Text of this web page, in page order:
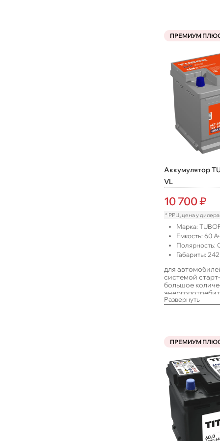
ПРЕМИУМ
Аккумулятор
VL
10 700₽
* РРЦ, цена у
Марка:
Емкость: 60
Полярность:
Габариты: 242
для
системой
большое
в такси или с
Развернуть
ПРЕМИУМ